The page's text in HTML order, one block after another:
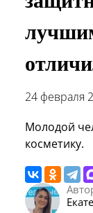
24 февраля
Молодой
косметику.